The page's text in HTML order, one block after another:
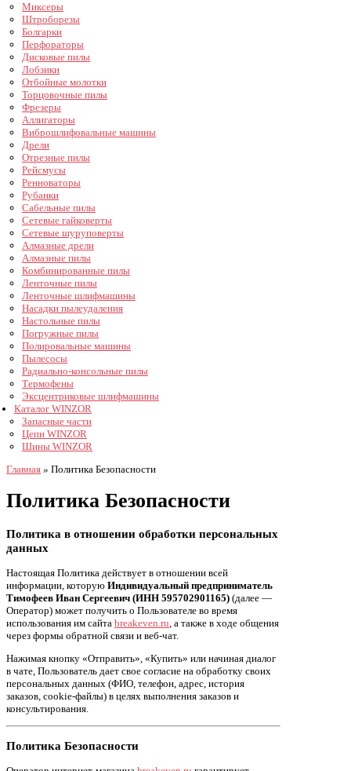
Миксеры
Штроборезы
Болгарки
Перфораторы
Дисковые пилы
Лобзики
Отбойные молотки
Торцовочные пилы
Фрезеры
Аллигаторы
Виброшлифовальные машины
Дрели
Отрезные пилы
Рейсмусы
Ренноваторы
Рубанки
Сабельные пилы
Сетевые гайковерты
Сетевые шуруповерты
Алмазные дрели
Алмазные пилы
Комбинированные пилы
Ленточные пилы
Ленточные шлифмашины
Насадки пылеудаления
Настольные пилы
Погружные пилы
Полировальные машины
Пылесосы
Радиально-консольные пилы
Термофены
Эксцентриковые шлифмашины
Каталог WINZOR
Запасные части
Цепи WINZOR
Шины WINZOR
Главная » Политика Безопасности
Политика Безопасности
Политика в отношении обработки персональных
данных
Настоящая Политика действует в отношении всей
информации, которую Индивидуальный предприниматель
Тимофеев Иван Сергеевич (ИНН 595702901165) (далее —
Оператор) может получить о Пользователе во время
использования им сайта breakeven.ru, а также в ходе общения
через формы обратной связи и веб-чат.
Нажимая кнопку «Отправить», «Купить» или начиная диалог
в чате, Пользователь дает свое согласие на обработку своих
персональных данных (ФИО, телефон, адрес, история
заказов, cookie-файлы) в целях выполнения заказов и
консультирования.
Политика Безопасности